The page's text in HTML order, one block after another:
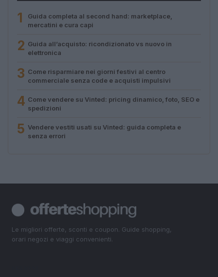
1
Guida completa al second hand: marketplace,
mercatini e cura capi
2 Guida all’acquisto: ricondizionato vs nuovo in
elettronica
3 Come risparmiare nei giorni festivi al centro
commerciale senza code e acquisti impulsivi
4 Come vendere su Vinted: pricing dinamico, foto, SEO e
spedizioni
5 Vendere vestiti usati su Vinted: guida completa e
senza errori
Le migliori offerte, sconti e coupon. Guide shopping,
orari negozi e viaggi convenienti.